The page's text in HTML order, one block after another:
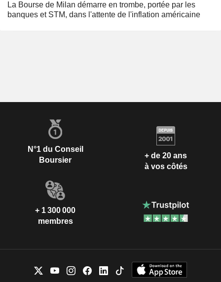
La Bourse de Milan démarre en trombe, portée par les
banques et STM, dans l'attente de l'inflation américaine
N°1 du Conseil
Boursier
+ de 20 ans
à vos côtés
+ 1 300 000
membres